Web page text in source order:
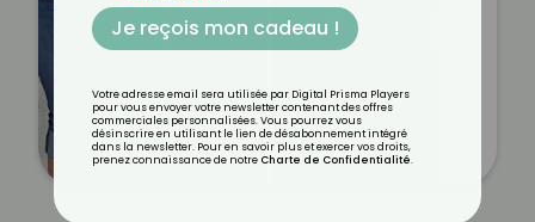
Je reçois mon cadeau !
Votre adresse email sera utilisée par Digital Prisma Players
pour vous envoyer votre newsletter contenant des offres
commerciales personnalisées. Vous pourrez vous
désinscrire en utilisant le lien de désabonnement intégré
dans la newsletter. Pour en savoir plus et exercer vos droits,
prenez connaissance de notre Charte de Confidentialité.